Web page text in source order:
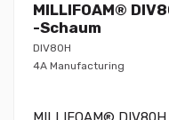
MILLIFOAM®
-Schaum
DIV80H
4A Manufacturing